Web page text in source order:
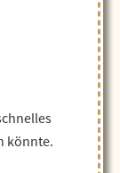
könnte.